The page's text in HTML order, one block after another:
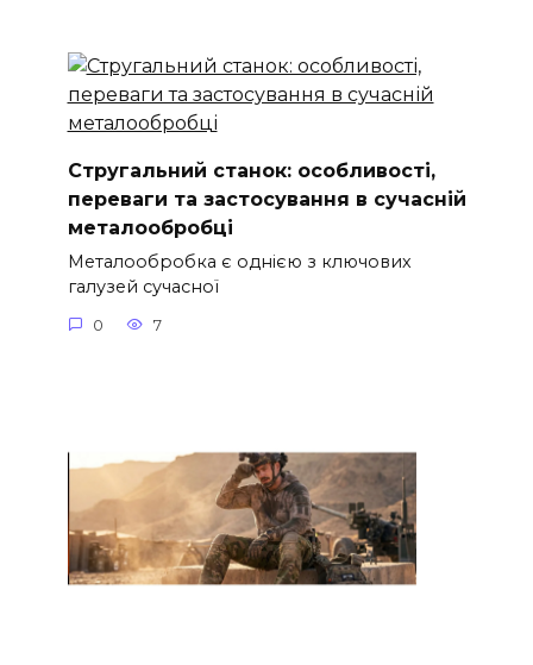
Стругальний станок: особливості,
переваги та застосування в сучасній
металообробці
Металообробка є однією з ключових
галузей сучасної
0 7